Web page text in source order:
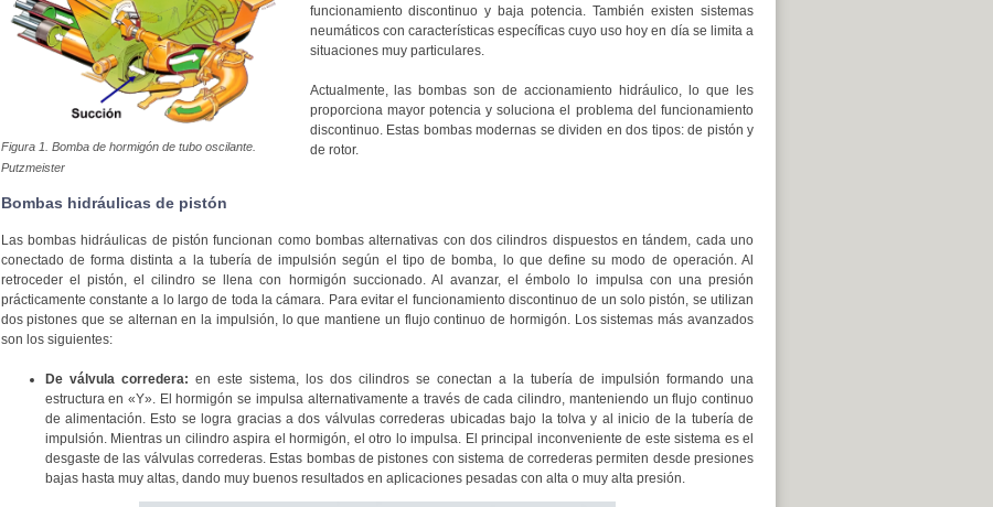
Figura 1. Bomba de hormigón de tubo oscilante.
Putzmeister
funcionamiento discontinuo y baja potencia. También existen sistemas
neumáticos con características específicas cuyo uso hoy en día se limita a
situaciones muy particulares.
Actualmente, las bombas son de accionamiento hidráulico, lo que les
proporciona mayor potencia y soluciona el problema del funcionamiento
discontinuo. Estas bombas modernas se dividen en dos tipos: de pistón y
de rotor.
Bombas hidráulicas de pistón
Las bombas hidráulicas de pistón funcionan como bombas alternativas con dos cilindros dispuestos en tándem, cada uno
conectado de forma distinta a la tubería de impulsión según el tipo de bomba, lo que define su modo de operación. Al
retroceder el pistón, el cilindro se llena con hormigón succionado. Al avanzar, el émbolo lo impulsa con una presión
prácticamente constante a lo largo de toda la cámara. Para evitar el funcionamiento discontinuo de un solo pistón, se utilizan
dos pistones que se alternan en la impulsión, lo que mantiene un flujo continuo de hormigón. Los sistemas más avanzados
son los siguientes:
De válvula corredera: en este sistema, los dos cilindros se conectan a la tubería de impulsión formando una
estructura en «Y». El hormigón se impulsa alternativamente a través de cada cilindro, manteniendo un flujo continuo
de alimentación. Esto se logra gracias a dos válvulas correderas ubicadas bajo la tolva y al inicio de la tubería de
impulsión. Mientras un cilindro aspira el hormigón, el otro lo impulsa. El principal inconveniente de este sistema es el
desgaste de las válvulas correderas. Estas bombas de pistones con sistema de correderas permiten desde presiones
bajas hasta muy altas, dando muy buenos resultados en aplicaciones pesadas con alta o muy alta presión.